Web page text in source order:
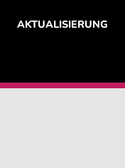
AKTUALISIERUNG